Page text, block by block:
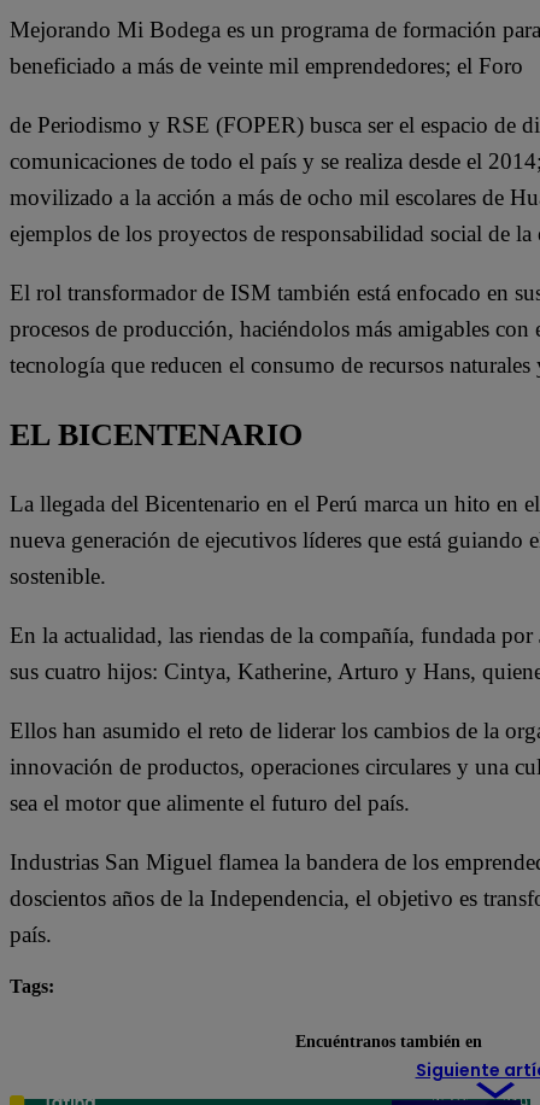
Mejorando Mi Bodega es un programa de formación
beneficiado a más de veinte mil emprendedores; el Foro
de Periodismo y RSE (FOPER) busca ser el espacio de
comunicaciones de todo el país y se realiza desde el
movilizado a la acción a más de ocho mil escolares de
ejemplos de los proyectos de responsabilidad social de la
El rol transformador de ISM también está enfocado en
procesos de producción, haciéndolos más amigables
tecnología que reducen el consumo de recursos
EL BICENTENARIO
La llegada del Bicentenario en el Perú marca un hito en
nueva generación de ejecutivos líderes que está guiando
sostenible.
En la actualidad, las riendas de la compañía, fundada
sus cuatro hijos: Cintya, Katherine, Arturo y Hans,
Ellos han asumido el reto de liderar los cambios de la
innovación de productos, operaciones circulares y una
sea el motor que alimente el futuro del país.
Industrias San Miguel flamea la bandera de los
doscientos años de la Independencia, el objetivo es
país.
Tags:
Siguiente
Encuéntranos también en